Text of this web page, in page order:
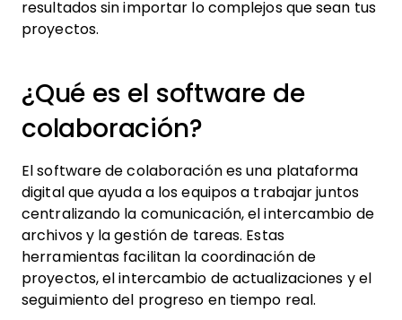
resultados sin importar lo complejos que sean tus
proyectos.
¿Qué es el software de
colaboración?
El software de colaboración es una plataforma
digital que ayuda a los equipos a trabajar juntos
centralizando la comunicación, el intercambio de
archivos y la gestión de tareas. Estas
herramientas facilitan la coordinación de
proyectos, el intercambio de actualizaciones y el
seguimiento del progreso en tiempo real.